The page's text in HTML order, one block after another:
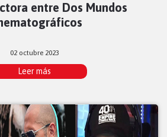
entre Dos Mundos
02 octubre 2023
Leer más